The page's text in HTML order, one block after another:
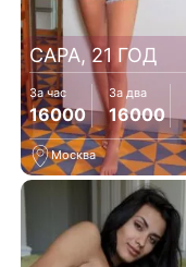
САРА, 21 ГОД
За час
16000
За два
16000
Москва